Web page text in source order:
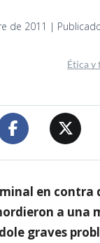
de 2011 |
Ética y
en contra
a una
graves